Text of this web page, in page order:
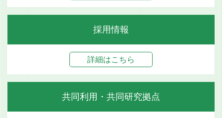
採用情報
詳細はこちら
共同利用・共同研究拠点